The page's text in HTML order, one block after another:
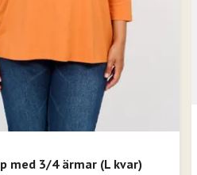
med 3/4 ärmar (L kvar)